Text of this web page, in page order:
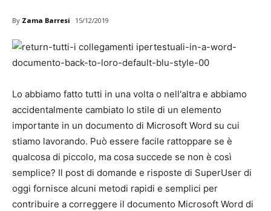
By Zama Barresi 15/12/2019
Lo abbiamo fatto tutti in una volta o nell'altra e abbiamo
accidentalmente cambiato lo stile di un elemento
importante in un documento di Microsoft Word su cui
stiamo lavorando. Può essere facile rattoppare se è
qualcosa di piccolo, ma cosa succede se non è così
semplice? Il post di domande e risposte di SuperUser di
oggi fornisce alcuni metodi rapidi e semplici per
contribuire a correggere il documento Microsoft Word di